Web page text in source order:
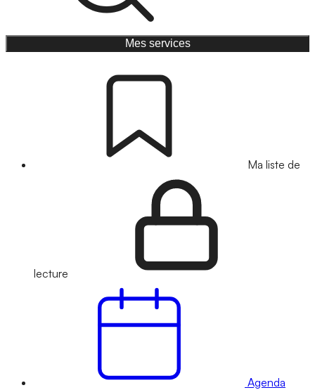
Mes services
Ma liste de
lecture
Agenda